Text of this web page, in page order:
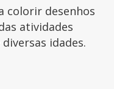
colorir desenhos
atividades
idades.